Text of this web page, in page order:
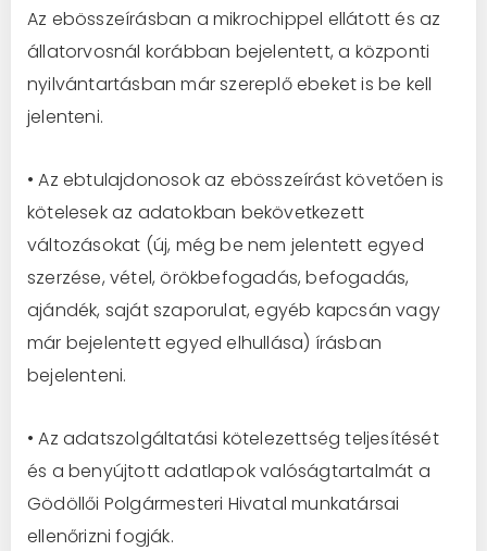
Az ebösszeírásban a mikrochippel ellátott és az
állatorvosnál korábban bejelentett, a központi
nyilvántartásban már szereplő ebeket is be kell
jelenteni.
•Az ebtulajdonosok az ebösszeírást követően is
kötelesek az adatokban bekövetkezett
változásokat (új, még be nem jelentett egyed
szerzése, vétel, örökbefogadás, befogadás,
ajándék, saját szaporulat,egyéb kapcsán vagy
már bejelentett egyed elhullása) írásban
bejelenteni.
•Az adatszolgáltatási kötelezettség teljesítését
és a benyújtott adatlapok valóságtartalmát a
Gödöllői Polgármesteri Hivatal munkatársai
ellenőrizni fogják.